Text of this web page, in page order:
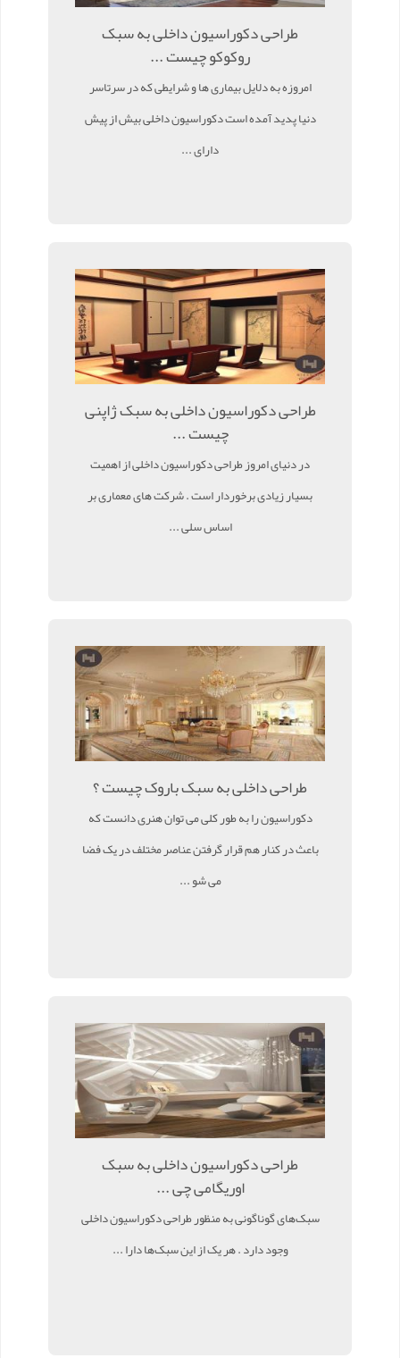
طراحی دکوراسیون داخلی به سبک
روکوکو چیست ...
امروزه به دلایل بیماری ها و شرایطی که در سرتاسر
دنیا پدید آمده است دکوراسیون داخلی بیش از پیش
دارای ...
طراحی دکوراسیون داخلی به سبک ژاپنی
چیست ...
در دنیای امروز طراحی دکوراسیون داخلی از اهمیت
بسیار زیادی برخوردار است . شرکت های معماری بر
اساس سلی ...
طراحی داخلی به سبک باروک چیست ؟
دکوراسیون را به طور کلی می توان هنری دانست که
باعث در کنار هم قرار گرفتن عناصر مختلف در یک فضا
می شو ...
طراحی دکوراسیون داخلی به سبک
اوریگامی چی ...
سبک‌های گوناگونی به ‌منظور طراحی دکوراسیون داخلی
وجود دارد . هر یک از این سبک‌ها دارا ...